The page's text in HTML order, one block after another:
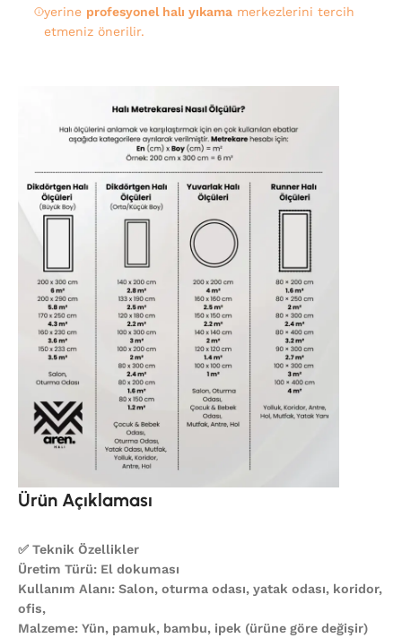
yerine profesyonel halı yıkamamerkezlerini tercih
etmeniz önerilir.
Ürün Açıklaması
✅ Teknik Özellikler
Üretim Türü: El dokuması
Kullanım Alanı: Salon, oturma odası, yatak odası, koridor,
ofis,
Malzeme: Yün, pamuk, bambu, ipek (ürüne göre değişir)